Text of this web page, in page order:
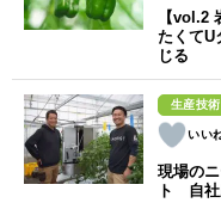
【vol.2
たくてU
じる
生産技術
現場の
ト 自社